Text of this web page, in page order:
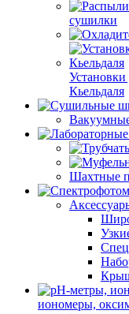
сушилки
Установки
Кьельдаля
Шахтные
иономеры,